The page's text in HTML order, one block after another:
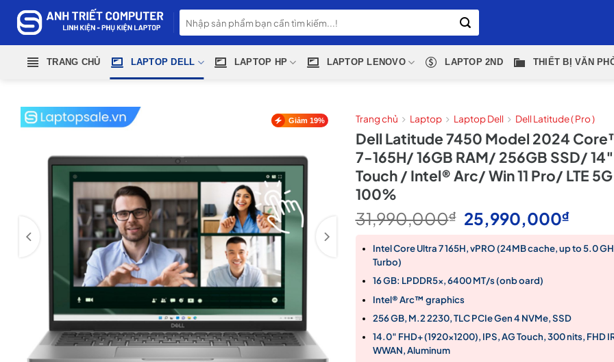
content
kiếm:
TRANG CHỦ LAPTOP DELL LAPTOP HP LAPTOP LENOVO LAPTOP 2ND THIẾT BỊ VĂN
Giảm 19% Trang chủ Laptop Laptop Dell Dell Latitude ( Pro )
Dell Latitude 7450 Model 2024
7-165H/ 16GB RAM/ 256GB SSD/
Touch / Intel® Arc/ Win 11 Pro/ LTE
100%
31,990,000₫ Giá
gốc
là:
25,990,000₫Giá
tại
Intel Core Ultra 7 165H, vPRO (24MB cache, up to 5.0
Turbo)
16 GB: LPDDR5x, 6400 MT/s (onb oard)
Intel® Arc™ graphics
256 GB, M.2 2230, TLC PCIe Gen 4 NVMe, SSD
14.0″ FHD+ (1920×1200), IPS, AG Touch, 300 nits, FHD
WWAN, Aluminum